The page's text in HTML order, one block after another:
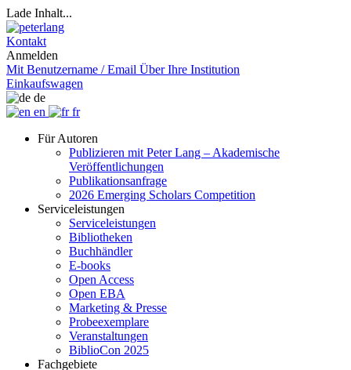
Lade Inhalt...
Kontakt
Anmelden
Mit Benutzername / Email Über Ihre Institution
Einkaufswagen
de
en
fr
Für Autoren
Publizieren mit Peter Lang – Akademische
Veröffentlichungen
Publikationsanfrage
2026 Emerging Scholars Competition
Serviceleistungen
Serviceleistungen
Bibliotheken
Buchhändler
E-books
Open Access
Open EBA
Marketing & Presse
Probeexemplare
Veranstaltungen
BiblioCon 2025
Fachgebiete